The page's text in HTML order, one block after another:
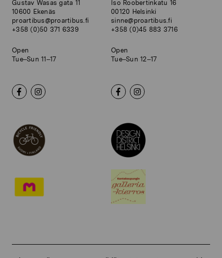
Gustav Wasas gata 11
10600 Ekenäs
proartibus@proartibus.fi
+358 (0)50 371 6339
Open
Tue–Sun 11–17
Iso Roobertinkatu 16
00120 Helsinki
sinne@proartibus.fi
+358 (0)45 883 3716
Open
Tue–Sun 12–17